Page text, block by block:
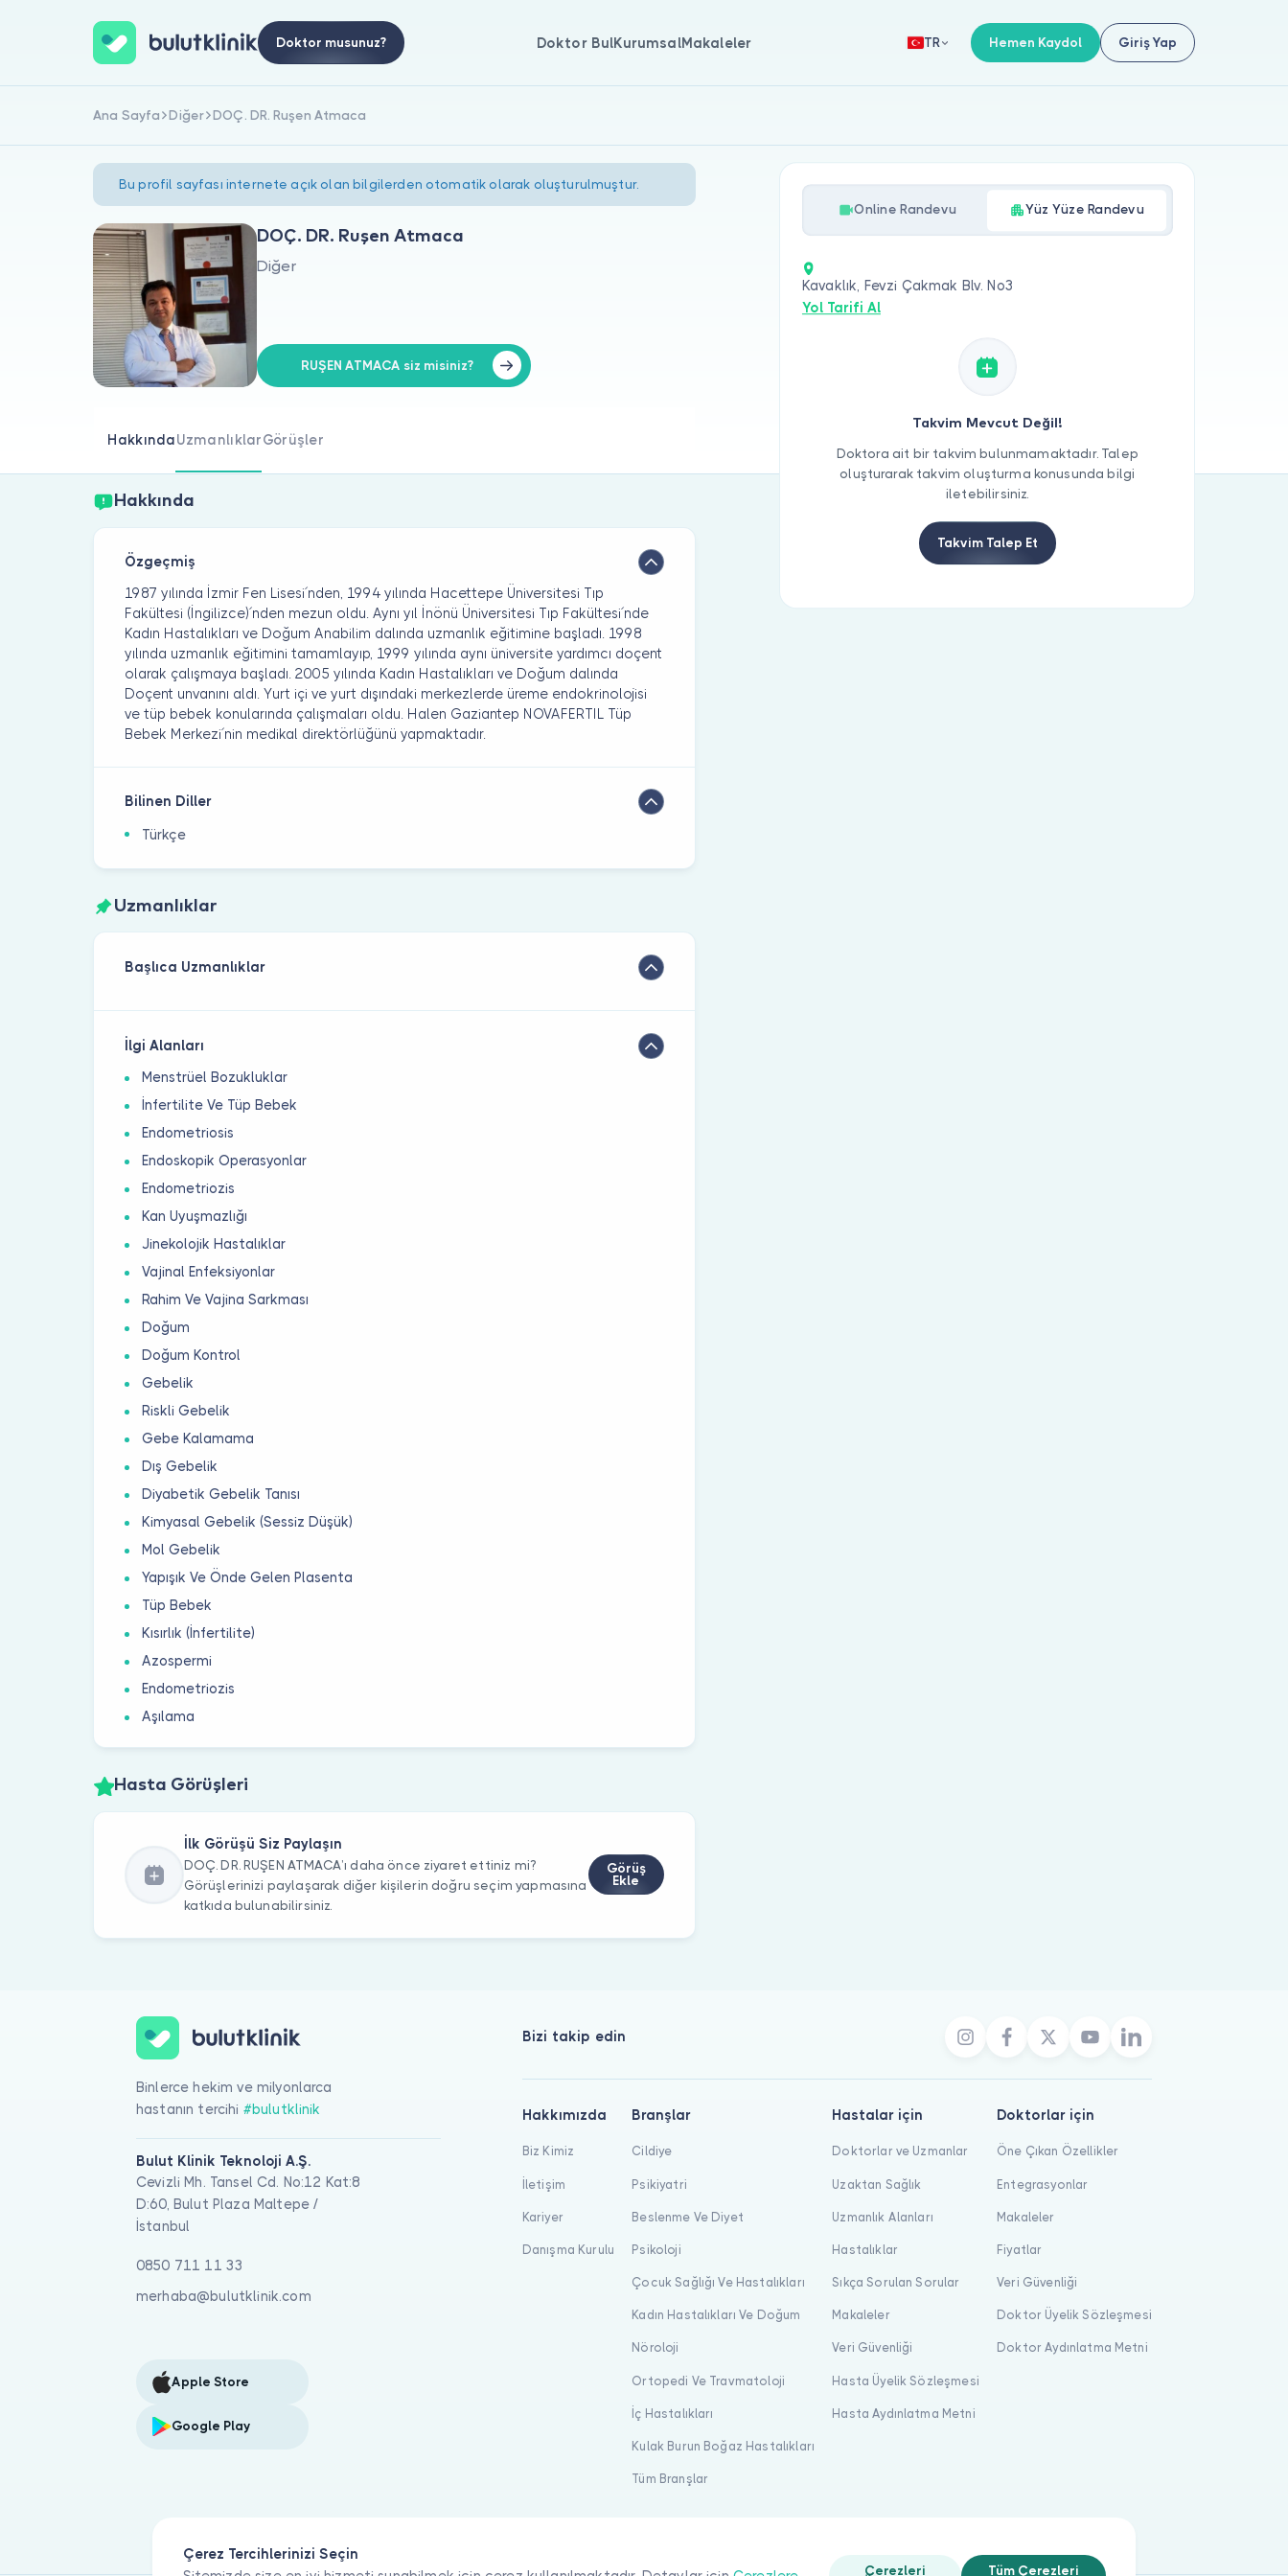
Doktor musunuz? Doktor BulKurumsalMakaleler TR Hemen Kaydol Giriş Yap
Ana Sayfa Diğer DOÇ. DR. Ruşen Atmaca
Bu profil sayfası internete açık olan bilgilerden otomatik olarak oluşturulmuştur.
DOÇ. DR. Ruşen Atmaca
Diğer
RUŞEN ATMACA siz misiniz?
HakkındaUzmanlıklarGörüşler
Hakkında
Özgeçmiş
1987 yılında İzmir Fen Lisesi´nden, 1994 yılında Hacettepe Üniversitesi Tıp
Fakültesi (İngilizce)´nden mezun oldu. Aynı yıl İnönü Üniversitesi Tıp Fakültesi´nde
Kadın Hastalıkları ve Doğum Anabilim dalında uzmanlık eğitimine başladı. 1998
yılında uzmanlık eğitimini tamamlayıp, 1999 yılında aynı üniversite yardımcı doçent
olarak çalışmaya başladı. 2005 yılında Kadın Hastalıkları ve Doğum dalında
Doçent unvanını aldı. Yurt içi ve yurt dışındaki merkezlerde üreme endokrinolojisi
ve tüp bebek konularında çalışmaları oldu. Halen Gaziantep NOVAFERTIL Tüp
Bebek Merkezi´nin medikal direktörlüğünü yapmaktadır.
Bilinen Diller
Türkçe
Uzmanlıklar
Başlıca Uzmanlıklar
İlgi Alanları
Menstrüel Bozukluklar
İnfertilite Ve Tüp Bebek
Endometriosis
Endoskopik Operasyonlar
Endometriozis
Kan Uyuşmazlığı
Jinekolojik Hastalıklar
Vajinal Enfeksiyonlar
Rahim Ve Vajina Sarkması
Doğum
Doğum Kontrol
Gebelik
Riskli Gebelik
Gebe Kalamama
Dış Gebelik
Diyabetik Gebelik Tanısı
Kimyasal Gebelik (Sessiz Düşük)
Mol Gebelik
Yapışık Ve Önde Gelen Plasenta
Tüp Bebek
Kısırlık (İnfertilite)
Azospermi
Endometriozis
Aşılama
Hasta Görüşleri
İlk Görüşü Siz Paylaşın
DOÇ. DR. RUŞEN ATMACA’ı daha önce ziyaret ettiniz mi?
Görüşlerinizi paylaşarak diğer kişilerin doğru seçim yapmasına
katkıda bulunabilirsiniz.
Görüş
Ekle
Online Randevu Yüz Yüze Randevu
Kavaklık, Fevzi Çakmak Blv. No3
Yol Tarifi Al
Takvim Mevcut Değil!
Doktora ait bir takvim bulunmamaktadır. Talep
oluşturarak takvim oluşturma konusunda bilgi
iletebilirsiniz.
Takvim Talep Et
Çerez Tercihlerinizi Seçin
Çerezleri
Tüm Çerezleri
Binlerce hekim ve milyonlarca
hastanın tercihi #bulutklinik
Bulut Klinik Teknoloji A.Ş.
Cevizli Mh. Tansel Cd. No:12 Kat:8
D:60, Bulut Plaza Maltepe /
İstanbul
0850 711 11 33
merhaba@bulutklinik.com
Apple Store
Google Play
Bizi takip edin
Hakkımızda
Biz Kimiz
İletişim
Kariyer
Danışma Kurulu
Branşlar
Cildiye
Psikiyatri
Beslenme Ve Diyet
Psikoloji
Çocuk Sağlığı Ve Hastalıkları
Kadın Hastalıkları Ve Doğum
Nöroloji
Ortopedi Ve Travmatoloji
İç Hastalıkları
Kulak Burun Boğaz Hastalıkları
Tüm Branşlar
Hastalar için
Doktorlar ve Uzmanlar
Uzaktan Sağlık
Uzmanlık Alanları
Hastalıklar
Sıkça Sorulan Sorular
Makaleler
Veri Güvenliği
Hasta Üyelik Sözleşmesi
Hasta Aydınlatma Metni
Doktorlar için
Öne Çıkan Özellikler
Entegrasyonlar
Makaleler
Fiyatlar
Veri Güvenliği
Doktor Üyelik Sözleşmesi
Doktor Aydınlatma Metni